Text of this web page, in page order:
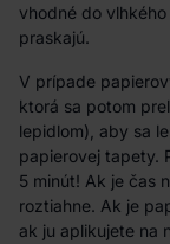
vhodné do
praskajú.
V prípade
ktorá sa potom
lepidlom), aby sa
papierovej tapety.
5 minút! Ak je čas
roztiahne. Ak je
ak ju aplikujete na